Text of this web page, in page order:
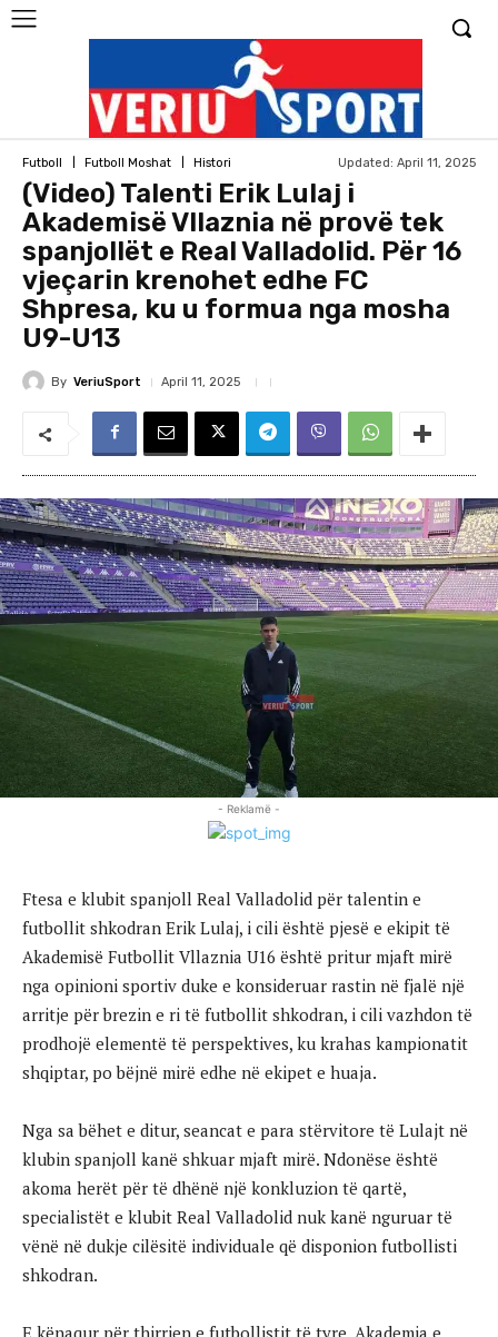
Futboll Futboll Moshat Histori Updated: April 11, 2025
(Video) Talenti Erik Lulaj i
Akademisë Vllaznia në provë tek
spanjollët e Real Valladolid. Për 16
vjeçarin krenohet edhe FC
Shpresa, ku u formua nga mosha
U9-U13
By VeriuSport April 11, 2025
- Reklamë -
Ftesa e klubit spanjoll Real Valladolid për talentin e
futbollit shkodran Erik Lulaj, i cili është pjesë e ekipit të
Akademisë Futbollit Vllaznia U16 është pritur mjaft mirë
nga opinioni sportiv duke e konsideruar rastin në fjalë një
arritje për brezin e ri të futbollit shkodran, i cili vazhdon të
prodhojë elementë të perspektives, ku krahas kampionatit
shqiptar, po bëjnë mirë edhe në ekipet e huaja.
Nga sa bëhet e ditur, seancat e para stërvitore të Lulajt në
klubin spanjoll kanë shkuar mjaft mirë. Ndonëse është
akoma herët për të dhënë një konkluzion të qartë,
specialistët e klubit Real Valladolid nuk kanë nguruar të
vënë në dukje cilësitë individuale që disponion futbollisti
shkodran.
E kënaqur për thirrjen e futbollistit të tyre, Akademia e